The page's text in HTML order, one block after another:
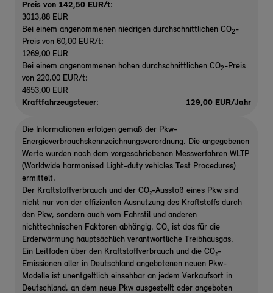
Preis von 142,50 EUR/t:
3013,88 EUR
Bei einem angenommenen niedrigen durchschnittlichen CO2-
Preis von 60,00 EUR/t:
1269,00 EUR
Bei einem angenommenen hohen durchschnittlichen CO2-Preis
von 220,00 EUR/t:
4653,00 EUR
Kraftfahrzeugsteuer:
129,00 EUR/Jahr
Die Informationen erfolgen gemäß der Pkw-
Energieverbrauchskennzeichnungsverordnung. Die angegebenen
Werte wurden nach dem vorgeschriebenen Messverfahren WLTP
(Worldwide harmonised Light-duty vehicles Test Procedures)
ermittelt.
Der Kraftstoffverbrauch und der CO₂-Ausstoß eines Pkw sind
nicht nur von der effizienten Ausnutzung des Kraftstoffs durch
den Pkw, sondern auch vom Fahrstil und anderen
nichttechnischen Faktoren abhängig. CO₂ ist das für die
Erderwärmung hauptsächlich verantwortliche Treibhausgas.
Ein Leitfaden über den Kraftstoffverbrauch und die CO₂-
Emissionen aller in Deutschland angebotenen neuen Pkw-
Modelle ist unentgeltlich einsehbar an jedem Verkaufsort in
Deutschland, an dem neue Pkw ausgestellt oder angeboten